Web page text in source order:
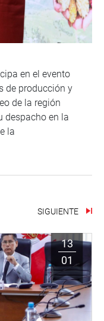
en el evento
de producción y
de la región
despacho en la
la
SIGUIENTE
13
01